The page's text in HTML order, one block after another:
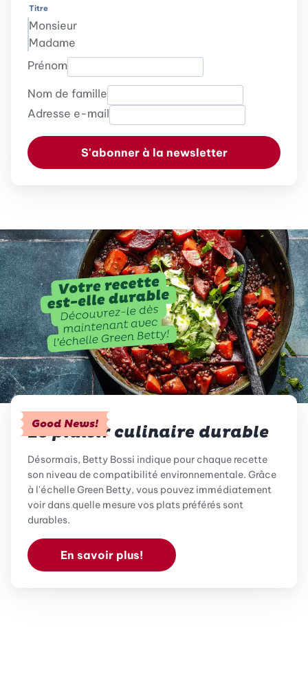
Titre
Monsieur
Madame
Prénom
Nom de famille
Adresse e-mail
S'abonner à la newsletter
Good News!
Le plaisir culinaire durable
Désormais, Betty Bossi indique pour chaque recette
son niveau de compatibilité environnementale. Grâce
à l'échelle Green Betty, vous pouvez immédiatement
voir dans quelle mesure vos plats préférés sont
durables.
En savoir plus!